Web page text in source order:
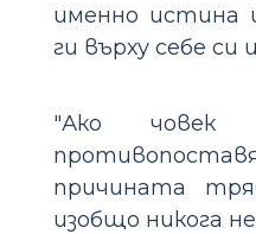
именно истина
ги върху себе си
"Ако
причината
изобщо никога